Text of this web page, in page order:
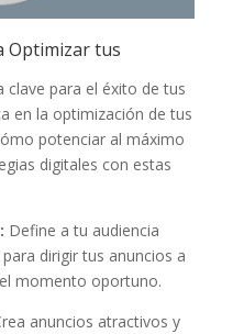
Optimizar⁣ tus
clave para el ⁤éxito ‌de tus
en la optimización de tus
potenciar al máximo
⁢digitales con estas
Define a tu‍ audiencia
dirigir tus anuncios a
momento oportuno.
anuncios atractivos y